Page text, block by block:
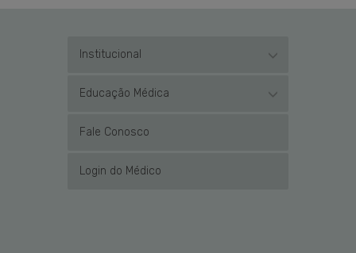
Institucional
Educação Médica
Fale Conosco
Login do Médico